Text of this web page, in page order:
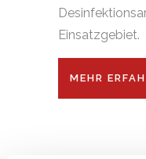
Einsatzgebiet.
MEHR